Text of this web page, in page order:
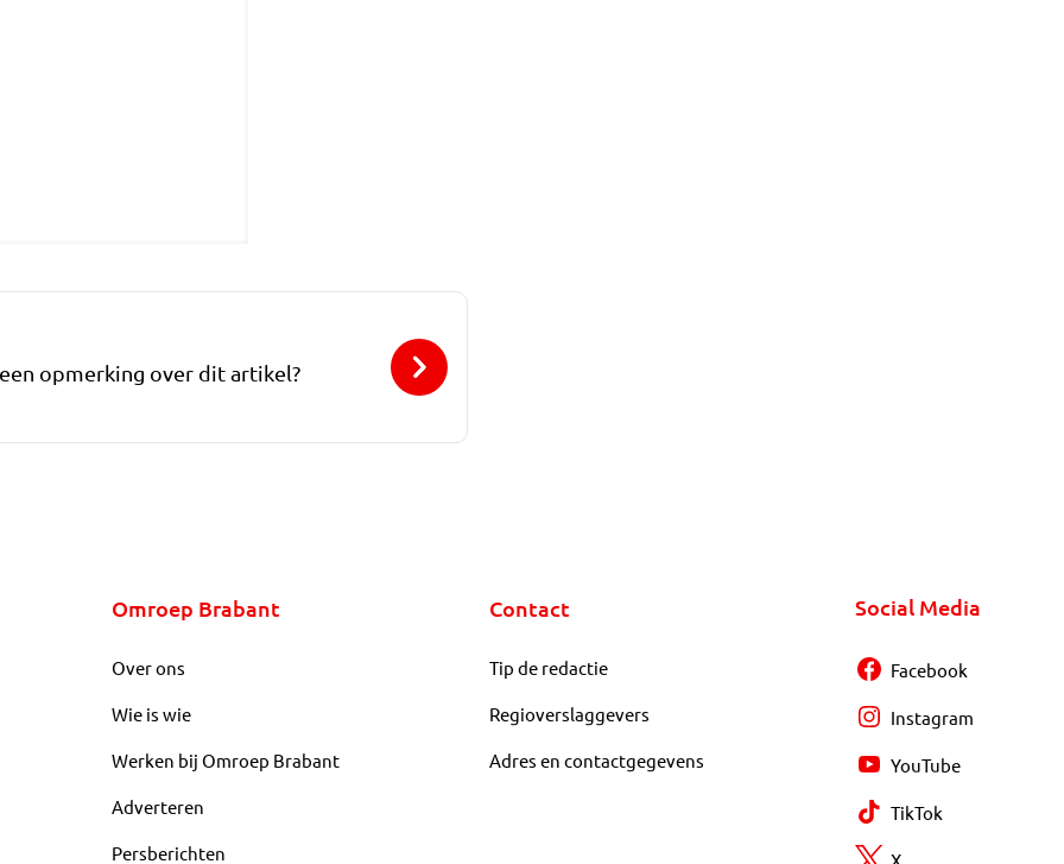
opmerking over dit artikel?
Omroep Brabant
Over ons
Wie is wie
Werken bij Omroep Brabant
Adverteren
Persberichten
Contact
Tip de redactie
Regioverslaggevers
Adres en contactgegevens
Social Media
Facebook
Instagram
YouTube
TikTok
X